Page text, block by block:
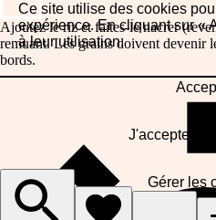
Ajoutez le riz et faites-le nacrer
remuant. Les grains doivent devenir
bords.
Ce site utilise des cookies
expérience. En cliquant sur «
à leur utilisation.
J'accepte le
Gérer les